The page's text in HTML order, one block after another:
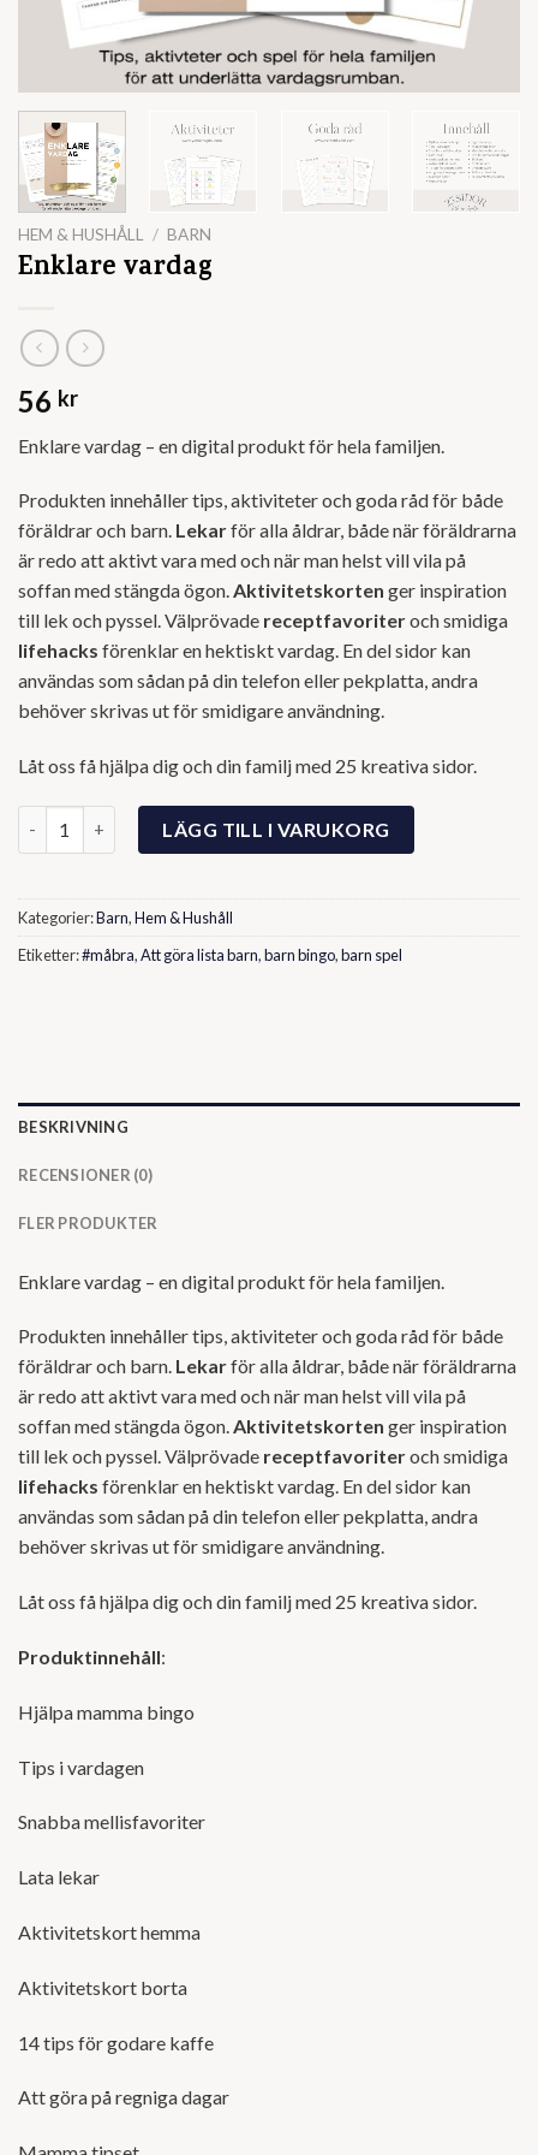
HEM & HUSHÅLL / BARN
Enklare vardag
56 kr
Enklare vardag – en digital produkt för hela familjen.
Produkten innehåller tips, aktiviteter och goda råd för både
föräldrar och barn. Lekarför alla åldrar, både när föräldrarna
är redo att aktivt vara med och när man helst vill vila på
soffan med stängda ögon.Aktivitetskorten ger inspiration
till lek och pyssel. Välprövade receptfavoriteroch smidiga
lifehacks förenklar en hektiskt vardag. En del sidor kan
användas som sådan på din telefon eller pekplatta, andra
behöver skrivas ut för smidigare användning.
Låt oss få hjälpa dig och din familj med 25 kreativa sidor.
Enklare vardag mängdLÄGG TILL I VARUKORG
Kategorier:Barn,Hem & Hushåll
Etiketter:#måbra,Att göra lista barn,barn bingo,barn spel
BESKRIVNING
RECENSIONER (0)
FLER PRODUKTER
Enklare vardag – en digital produkt för hela familjen.
Produkten innehåller tips, aktiviteter och goda råd för både
föräldrar och barn. Lekarför alla åldrar, både när föräldrarna
är redo att aktivt vara med och när man helst vill vila på
soffan med stängda ögon.Aktivitetskorten ger inspiration
till lek och pyssel. Välprövade receptfavoriteroch smidiga
lifehacks förenklar en hektiskt vardag. En del sidor kan
användas som sådan på din telefon eller pekplatta, andra
behöver skrivas ut för smidigare användning.
Låt oss få hjälpa dig och din familj med 25 kreativa sidor.
Produktinnehåll:
Hjälpa mamma bingo
Tips i vardagen
Snabba mellisfavoriter
Lata lekar
Aktivitetskort hemma
Aktivitetskort borta
14 tips för godare kaffe
Att göra på regniga dagar